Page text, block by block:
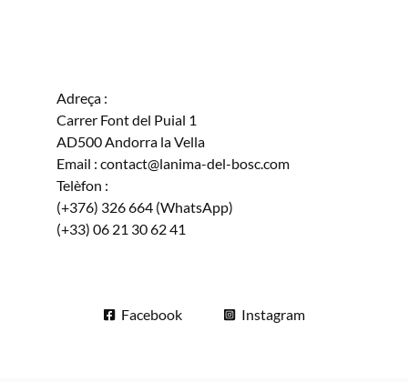
Adreça :
Carrer Font del Puial 1
AD500 Andorra la Vella
Email : contact@lanima-del-bosc.com
Telèfon :
(+376) 326 664 (WhatsApp)
(+33) 06 21 30 62 41
Facebook Instagram